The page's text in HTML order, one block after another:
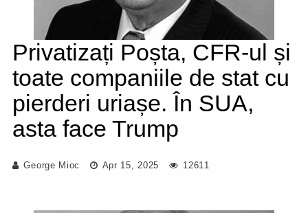
Privatizați Poșta, CFR-ul și
toate companiile de stat cu
pierderi uriașe. În SUA,
asta face Trump
George Mioc Apr 15, 2025 12611